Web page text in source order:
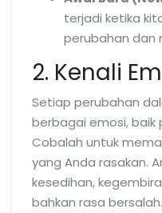
terjadi ketika
perubahan dan
2. Kenali
Setiap perubahan
berbagai emosi,
Cobalah untuk
yang Anda rasakan.
kesedihan,
bahkan rasa